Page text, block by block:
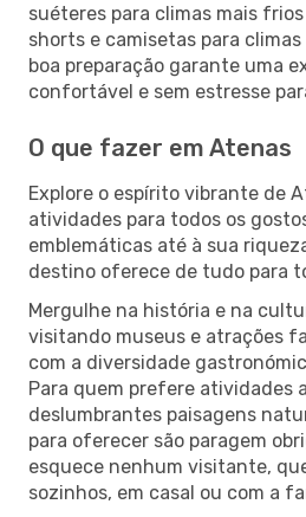
suéteres para climas mais
shorts e camisetas para
boa preparação garante uma
confortável e sem estresse
O que fazer em Atenas
Explore o espírito vibrante de
atividades para todos os
emblemáticas até à sua
destino oferece de tudo para
Mergulhe na história e na
visitando museus e atrações
com a diversidade
Para quem prefere atividades
deslumbrantes paisagens
para oferecer são paragem
esquece nenhum visitante,
sozinhos, em casal ou com a